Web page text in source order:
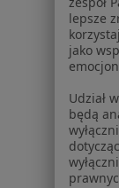
lepsze
jako
Udział
będą